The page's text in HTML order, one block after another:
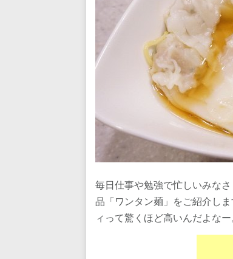
毎日仕事や勉強で忙しいみな
品「ワンタン麺」をご紹介し
ィって驚くほど高いんだよなー